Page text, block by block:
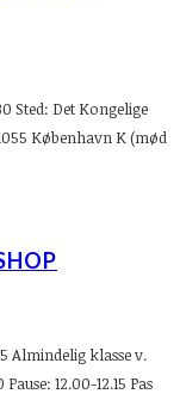
Sted: Det Kongelige
København K (mød
Almindelig klasse v.
12.00-12.15 Pas